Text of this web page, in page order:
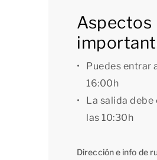
La planta baja
abierta y lavabo.
La primera planta
uno y un acogedor
[b]Asuntos prácticos[/b]
La vivienda cuenta
Aspectos
Puedes entrar
16:00h
La salida
las 10:30h
Dirección e info de